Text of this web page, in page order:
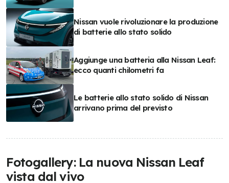
Nissan vuole rivoluzionare la produzione
di batterie allo stato solido
Aggiunge una batteria alla Nissan Leaf:
ecco quanti chilometri fa
Le batterie allo stato solido di Nissan
arrivano prima del previsto
Fotogallery: La nuova Nissan Leaf
vista dal vivo